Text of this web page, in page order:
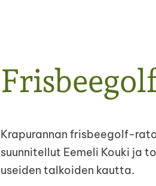
Krapurannan frisbeegolf-
suunnitellut Eemeli Kouki ja
useiden talkoiden kautta.